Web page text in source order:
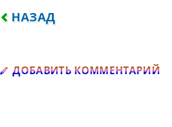
ПРЕДЫДУЩИЙ: РЕБЁНКА
НАЗАД
ДОБАВИТЬ КОММЕНТАРИЙ